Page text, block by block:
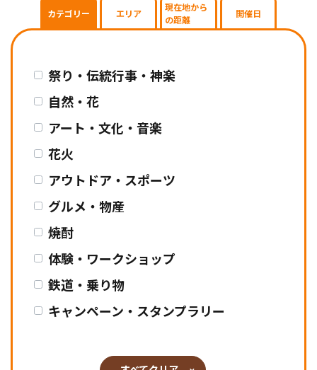
検
カテゴリー エリア
現在地から
の距離
開催日
祭り・伝統行事・神楽
自然・花
アート・文化・音楽
花火
アウトドア・スポーツ
グルメ・物産
焼酎
体験・ワークショップ
鉄道・乗り物
キャンペーン・スタンプラリー